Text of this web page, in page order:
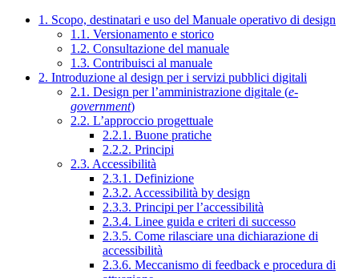
1. Scopo, destinatari e uso del Manuale operativo di design
1.1. Versionamento e storico
1.2. Consultazione del manuale
1.3. Contribuisci al manuale
2. Introduzione al design per i servizi pubblici digitali
2.1. Design per l’amministrazione digitale (e-
government)
2.2. L’approccio progettuale
2.2.1. Buone pratiche
2.2.2. Principi
2.3. Accessibilità
2.3.1. Definizione
2.3.2. Accessibilità by design
2.3.3. Principi per l’accessibilità
2.3.4. Linee guida e criteri di successo
2.3.5. Come rilasciare una dichiarazione di
accessibilità
2.3.6. Meccanismo di feedback e procedura di